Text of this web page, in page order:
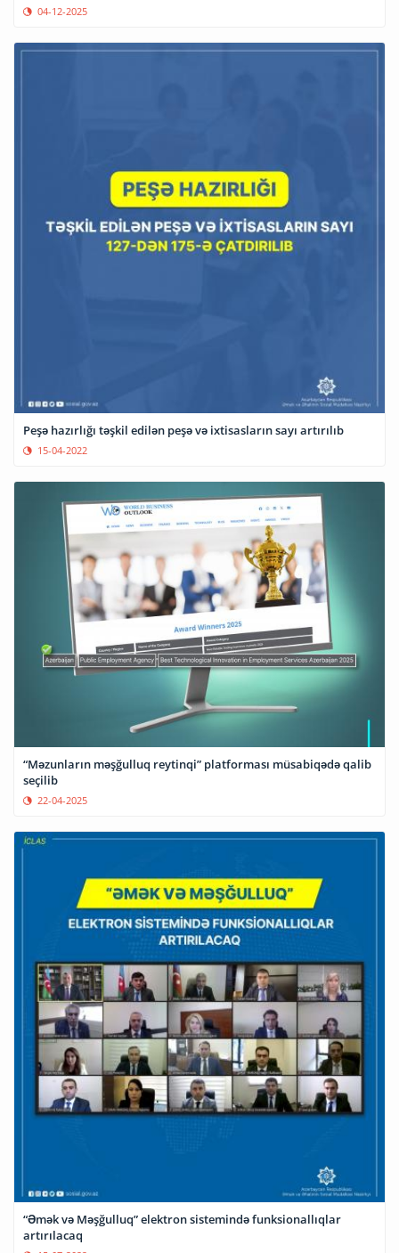
04-12-2025
Peşə hazırlığı təşkil edilən peşə və ixtisasların sayı artırılıb
15-04-2022
“Məzunların məşğulluq reytinqi” platforması müsabiqədə qalib
seçilib
22-04-2025
“Əmək və Məşğulluq” elektron sistemində funksionallıqlar